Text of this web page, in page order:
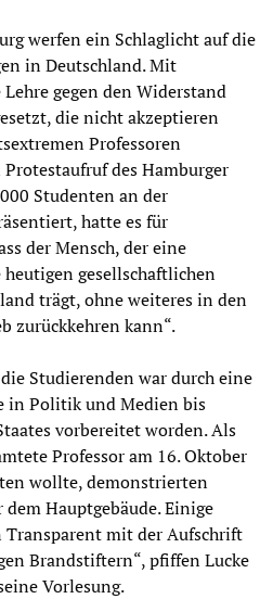
werfen ein Schlaglicht auf die
in Deutschland. Mit
gegen den Widerstand
die nicht akzeptieren
Professoren
des Hamburger
Studenten an der
hatte es für
der Mensch, der eine
gesellschaftlichen
trägt, ohne weiteres in den
zurückkehren kann“.
Studierenden war durch eine
in Politik und Medien bis
vorbereitet worden. Als
Professor am 16. Oktober
wollte, demonstrierten
Hauptgebäude. Einige
mit der Aufschrift
Brandstiftern“, pfiffen Lucke
Vorlesung.